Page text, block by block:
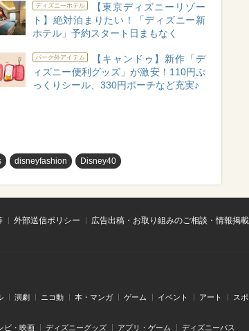
ディズニーホテル
【東京ディズニーリゾー
ト】絶対泊まりたい！「ディズニー新
ホテル」予約スタート日まもなく
パーク外アイテム
【キャンドゥ】新作「デ
ィズニー便利グッズ」が激安！110円ぷ
っくりシール、330円ポーチなど充実♪
disneyfashion Disney40
外部送信ポリシー
広告出稿・お取り組みのご相談・情報掲
演劇 ニコ動 本・マンガ ゲーム イベント アート ス
ビ・映画 ディズニーグッズ アプリ・ゲーム ディズニーパス